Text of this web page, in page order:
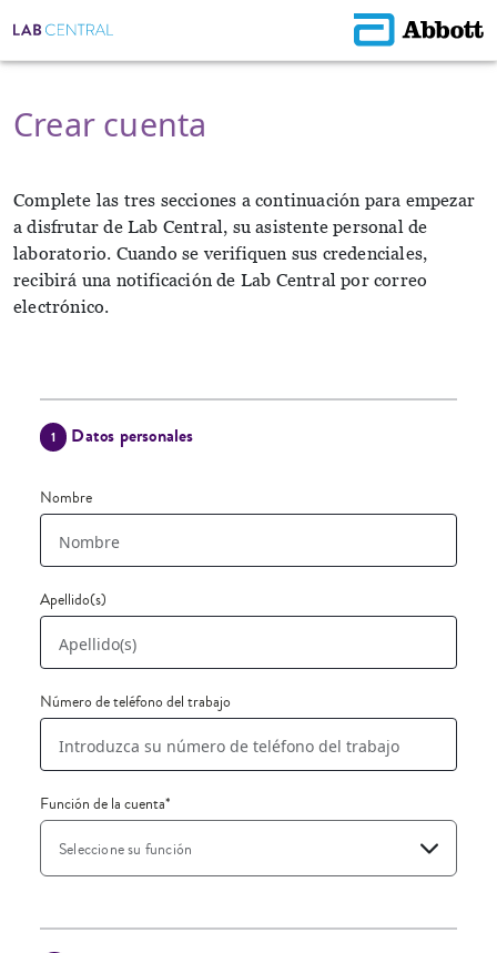
Crear cuenta
Complete las tres secciones a continuación para empezar
a disfrutar de Lab Central, su asistente personal de
laboratorio. Cuando se verifiquen sus credenciales,
recibirá una notificación de Lab Central por correo
electrónico.
1 Datos personales
Nombre
Apellido(s)
Número de teléfono del trabajo
Función de la cuenta*
Seleccione su función